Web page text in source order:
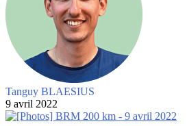
Tanguy BLAESIUS
9 avril 2022